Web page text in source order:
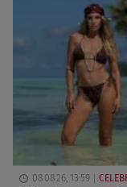
08.08.26, 13:59